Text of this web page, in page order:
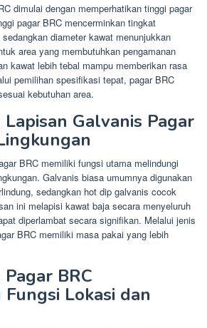
dimulai dengan memperhatikan tinggi pagar
pagar BRC mencerminkan tingkat
diameter kawat menunjukkan
area yang membutuhkan pengamanan
kawat lebih tebal mampu memberikan rasa
pemilihan spesifikasi tepat, pagar BRC
kebutuhan area.
Galvanis Pagar
BRC memiliki fungsi utama melindungi
Galvanis biasa umumnya digunakan
sedangkan hot dip galvanis cocok
ini melapisi kawat baja secara menyeluruh
diperlambat secara signifikan. Melalui jenis
BRC memiliki masa pakai yang lebih
BRC
Lokasi dan